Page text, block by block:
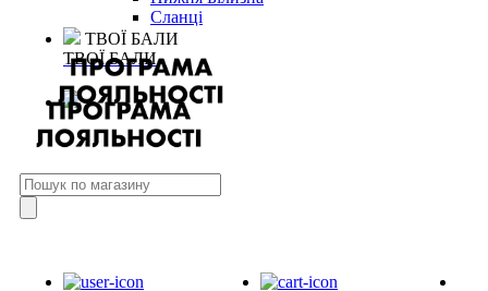
Сланці
ТВОЇ БАЛИ
ТВОЇ БАЛИ